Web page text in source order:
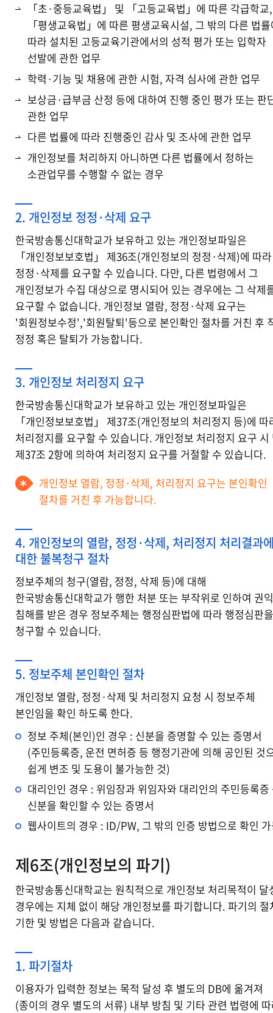
「초·중등교육법」 및 「고등교육법」에 따른 각급학교,
「평생교육법」에 따른 평생교육시설, 그 밖의 다른 법
따라 설치된 고등교육기관에서의 성적 평가 또는 입학자
선발에 관한 업무
학력·기능 및 채용에 관한 시험, 자격 심사에 관한 업무
보상금·급부금 산정 등에 대하여 진행 중인 평가 또는 판
관한 업무
다른 법률에 따라 진행중인 감사 및 조사에 관한 업무
개인정보를 처리하지 아니하면 다른 법률에서 정하는
소관업무를 수행할 수 없는 경우
2. 개인정보 정정·삭제 요구
한국방송통신대학교가 보유하고 있는 개인정보파일은
「개인정보보호법」 제36조(개인정보의 정정·삭제)에 따라
정정·삭제를 요구할 수 있습니다. 다만, 다른 법령에서 그
개인정보가 수집 대상으로 명시되어 있는 경우에는 그 삭제
요구할 수 없습니다. 개인정보 열람, 정정·삭제 요구는
'회원정보수정','회원탈퇴'등으로 본인확인 절차를 거친 후
정정 혹은 탈퇴가 가능합니다.
3. 개인정보 처리정지 요구
한국방송통신대학교가 보유하고 있는 개인정보파일은
「개인정보보호법」 제37조(개인정보의 처리정지 등)에 따
처리정지를 요구할 수 있습니다. 개인정보 처리정지 요구 시
제37조 2항에 의하여 처리정지 요구를 거절할 수 있습니다.
개인정보 열람, 정정·삭제, 처리정지 요구는 본인확인
절차를 거친 후 가능합니다.
4. 개인정보의 열람, 정정·삭제, 처리정지 처리결과
대한 불복청구 절차
정보주체의 청구(열람, 정정, 삭제 등)에 대해
한국방송통신대학교가 행한 처분 또는 부작위로 인하여 권
침해를 받은 경우 정보주체는 행정심판법에 따라 행정심판을
청구할 수 있습니다.
5. 정보주체 본인확인 절차
개인정보 열람, 정정·삭제 및 처리정지 요청 시 정보주체
본인임을 확인 하도록 한다.
정보 주체(본인)인 경우 : 신분을 증명할 수 있는 증명서
(주민등록증, 운전 면허증 등 행정기관에 의해 공인된 것
쉽게 변조 및 도용이 불가능한 것)
대리인인 경우 : 위임장과 위임자와 대리인의 주민등록증
신분을 확인할 수 있는 증명서
웹사이트의 경우 : ID/PW, 그 밖의 인증 방법으로 확인
제6조(개인정보의 파기)
한국방송통신대학교는 원칙적으로 개인정보 처리목적이 달
경우에는 지체 없이 해당 개인정보를 파기합니다. 파기의 절
기한 및 방법은 다음과 같습니다.
1. 파기절차
이용자가 입력한 정보는 목적 달성 후 별도의 DB에 옮겨져
(종이의 경우 별도의 서류) 내부 방침 및 기타 관련 법령에